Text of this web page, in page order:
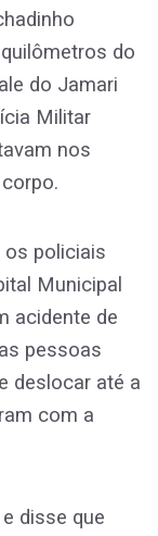
do
do Jamari
Militar
nos
policiais
Municipal
acidente de
pessoas
deslocar até a
com a
disse que